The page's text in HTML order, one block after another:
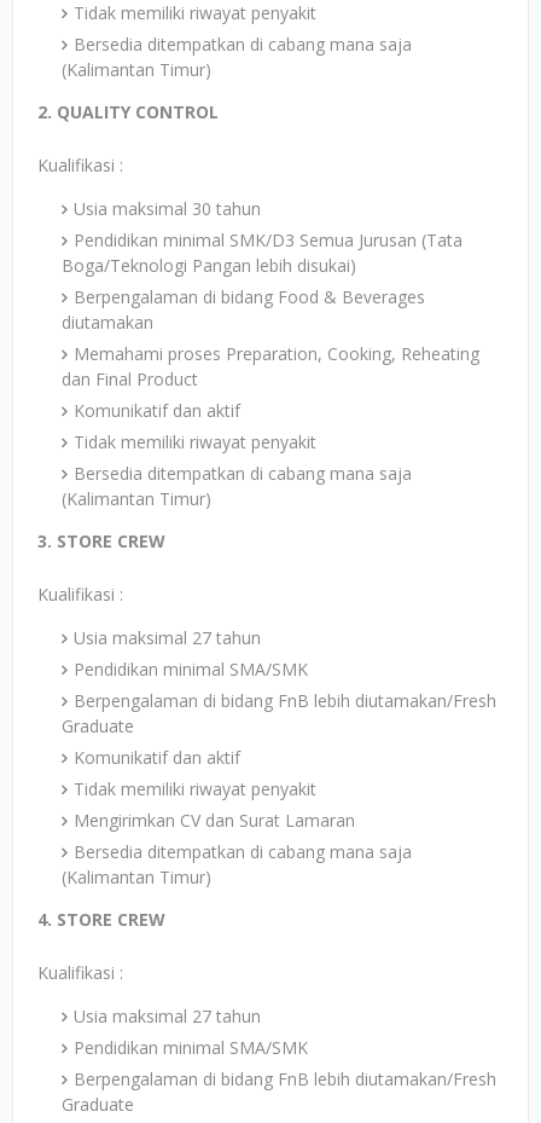
Tidak memiliki riwayat penyakit
Bersedia ditempatkan di cabang mana saja
(Kalimantan Timur)
2. QUALITY CONTROL
Kualifikasi :
Usia maksimal 30 tahun
Pendidikan minimal SMK/D3 Semua Jurusan (Tata
Boga/Teknologi Pangan lebih disukai)
Berpengalaman di bidang Food & Beverages
diutamakan
Memahami proses Preparation, Cooking, Reheating
dan Final Product
Komunikatif dan aktif
Tidak memiliki riwayat penyakit
Bersedia ditempatkan di cabang mana saja
(Kalimantan Timur)
3. STORE CREW
Kualifikasi :
Usia maksimal 27 tahun
Pendidikan minimal SMA/SMK
Berpengalaman di bidang FnB lebih diutamakan/Fresh
Graduate
Komunikatif dan aktif
Tidak memiliki riwayat penyakit
Mengirimkan CV dan Surat Lamaran
Bersedia ditempatkan di cabang mana saja
(Kalimantan Timur)
4. STORE CREW
Kualifikasi :
Usia maksimal 27 tahun
Pendidikan minimal SMA/SMK
Berpengalaman di bidang FnB lebih diutamakan/Fresh
Graduate